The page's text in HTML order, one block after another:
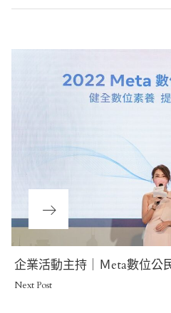
navigation
Next
Post
企業活動主持｜Ｍeta數位公
Next Post